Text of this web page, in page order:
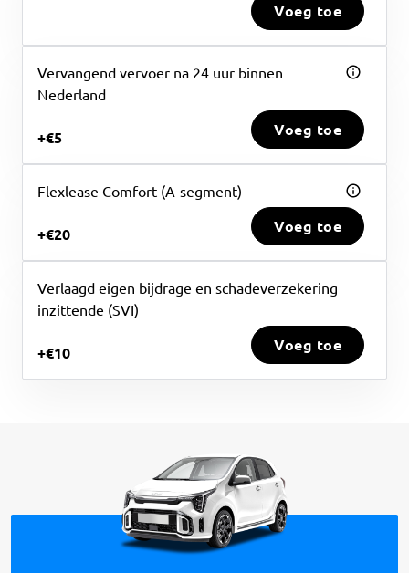
Voeg toe
Vervangend vervoer na 24 uur binnen
Nederland
+€5 Voeg toe
Flexlease Comfort (A-segment)
+€20 Voeg toe
Verlaagd eigen bijdrage en schadeverzekering
inzittende (SVI)
+€10 Voeg toe